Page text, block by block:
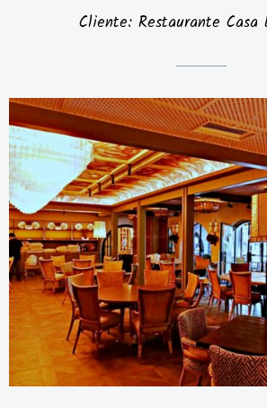
Cliente: Restaurante Casa